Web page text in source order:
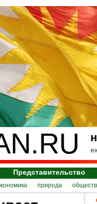
Представительство
природа